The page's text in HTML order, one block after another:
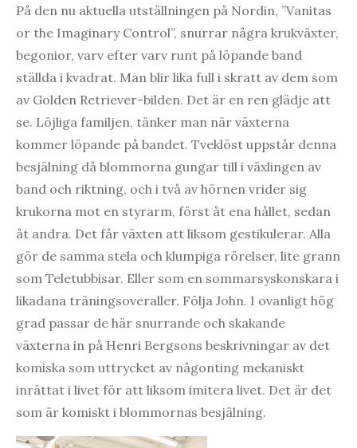
På den nu aktuella utställningen på Nordin, ”Vanitas
or the Imaginary Control”, snurrar några krukväxter,
begonior, varv efter varv runt på löpande band
ställda i kvadrat. Man blir lika full i skratt av dem som
av Golden Retriever-bilden. Det är en ren glädje att
se. Löjliga familjen, tänker man när växterna
kommer löpande på bandet. Tveklöst uppstår denna
besjälning då blommorna gungar till i växlingen av
band och riktning, och i två av hörnen vrider sig
krukorna mot en styrarm, först åt ena hållet, sedan
åt andra. Det får växten att liksom gestikulerar. Alla
gör de samma stela och klumpiga rörelser, lite grann
som Teletubbisar. Eller som en sommarsyskonskara i
likadana träningsoveraller. Följa John. I ovanligt hög
grad passar de här snurrande och skakande
växterna in på Henri Bergsons beskrivningar av det
komiska som uttrycket av någonting mekaniskt
inrättat i livet för att liksom imitera livet. Det är det
som är komiskt i blommornas besjälning.